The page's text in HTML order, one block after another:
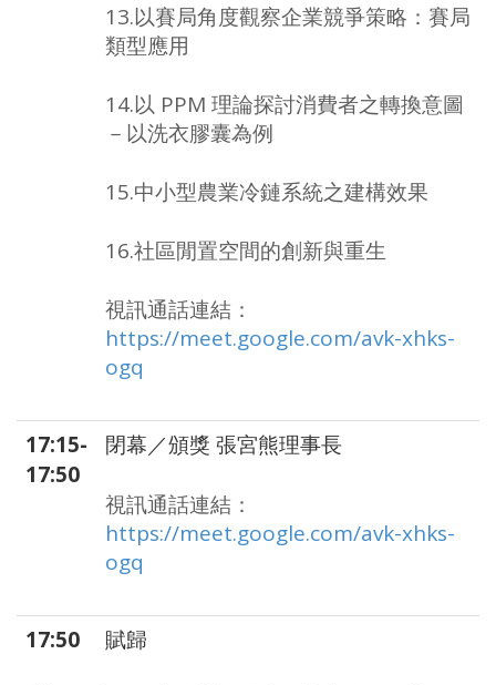
13.以賽局角度觀察企業競爭策略：賽局
類型應用
14.以 PPM 理論探討消費者之轉換意圖
－以洗衣膠囊為例
15.中小型農業冷鏈系統之建構效果
16.社區閒置空間的創新與重生
視訊通話連結：
https://meet.google.com/avk-xhks-
ogq
17:15-
17:50
閉幕／頒獎 張宮熊理事長
視訊通話連結：
https://meet.google.com/avk-xhks-
ogq
17:50 賦歸